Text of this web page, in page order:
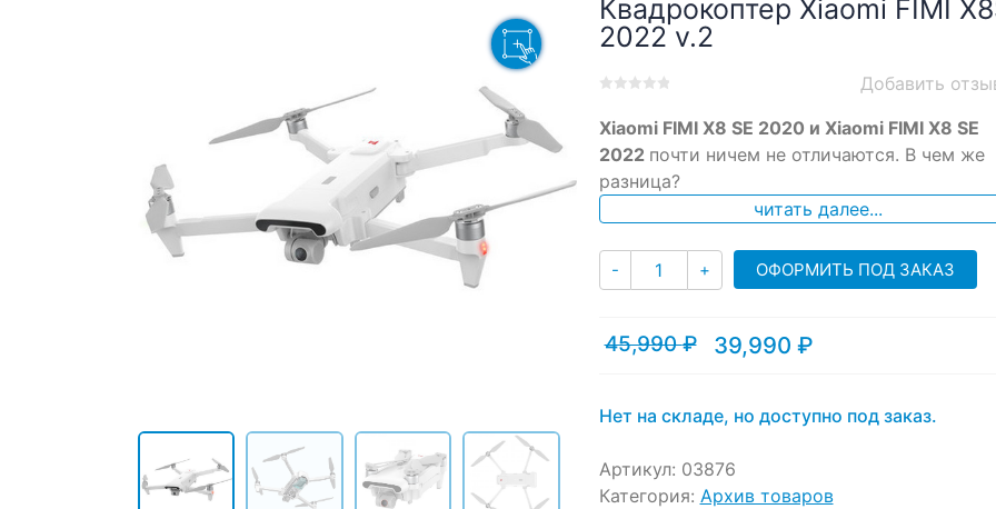
Квадрокоптер Xiaomi FIMI
2022 v.2
out
based
on
Добавить
Xiaomi FIMI X8 SE 2020 и Xiaomi FIMI X8 SE
2022 почти ничем не отличаются. В чем же
разница?
читать далее...
- Количество
+ ОФОРМИТЬ ПОД ЗАКАЗ
45,990₽
Первоначальная
45,990 ₽.
39,990 ₽
Текущая
Нет на складе, но доступно под заказ.
Артикул: 03876
Категория: Архив товаров